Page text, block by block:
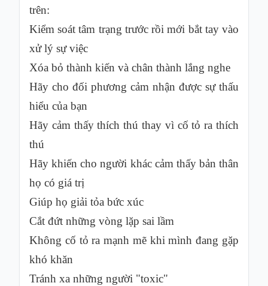
trên:
Kiểm soát tâm trạng trước rồi mới bắt tay vào
xử lý sự việc
Xóa bỏ thành kiến và chân thành lắng nghe
Hãy cho đối phương cảm nhận được sự thấu
hiểu của bạn
Hãy cảm thấy thích thú thay vì cố tỏ ra thích
thú
Hãy khiến cho người khác cảm thấy bản thân
họ có giá trị
Giúp họ giải tỏa bức xúc
Cắt đứt những vòng lặp sai lầm
Không cố tỏ ra mạnh mẽ khi mình đang gặp
khó khăn
Tránh xa những người "toxic"